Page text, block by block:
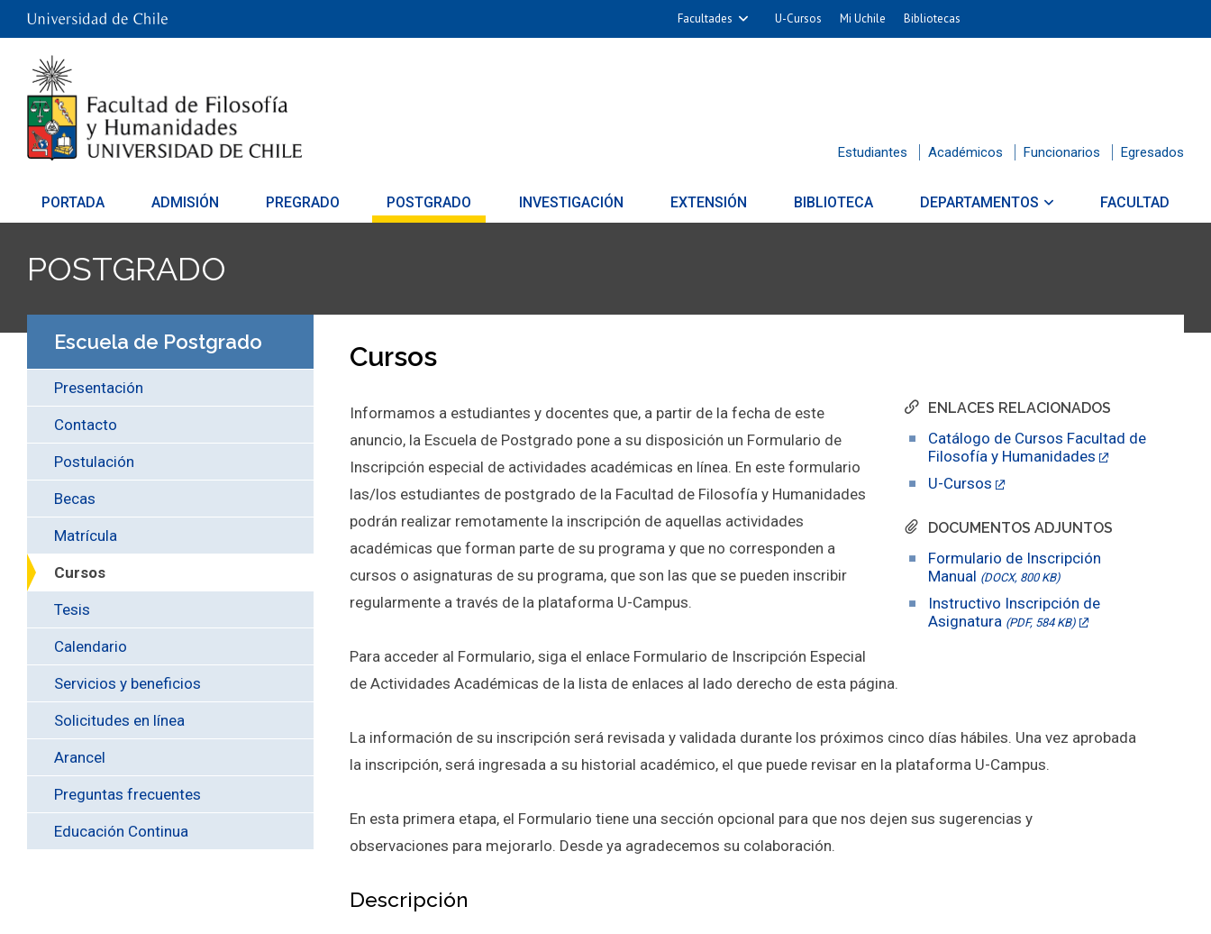
Facultades U-Cursos Mi Uchile Bibliotecas
Estudiantes Académicos Funcionarios Egresados
PORTADA ADMISIÓN PREGRADO POSTGRADO INVESTIGACIÓN EXTENSIÓN BIBLIOTECA DEPARTAMENTOS FACULTAD
POSTGRADO
Escuela de Postgrado
Presentación
Contacto
Postulación
Becas
Matrícula
Cursos
Tesis
Calendario
Servicios y beneficios
Solicitudes en línea
Arancel
Preguntas frecuentes
Educación Continua
Cursos
ENLACES RELACIONADOS
Catálogo de Cursos Facultad de
Filosofía y Humanidades
U-Cursos
DOCUMENTOS ADJUNTOS
Formulario de Inscripción
Manual (DOCX, 800 KB)
Instructivo Inscripción de
Asignatura (PDF, 584 KB)
Informamos a estudiantes y docentes que, a partir de la fecha de este
anuncio, la Escuela de Postgrado pone a su disposición un Formulario de
Inscripción especial de actividades académicas en línea. En este formulario
las/los estudiantes de postgrado de la Facultad de Filosofía y Humanidades
podrán realizar remotamente la inscripción de aquellas actividades
académicas que forman parte de su programa y que no corresponden a
cursos o asignaturas de su programa, que son las que se pueden inscribir
regularmente a través de la plataforma U-Campus.
Para acceder al Formulario, siga el enlace Formulario de Inscripción Especial
de Actividades Académicas de la lista de enlaces al lado derecho de esta página.
La información de su inscripción será revisada y validada durante los próximos cinco días hábiles. Una vez aprobada
la inscripción, será ingresada a su historial académico, el que puede revisar en la plataforma U-Campus.
En esta primera etapa, el Formulario tiene una sección opcional para que nos dejen sus sugerencias y
observaciones para mejorarlo. Desde ya agradecemos su colaboración.
Descripción